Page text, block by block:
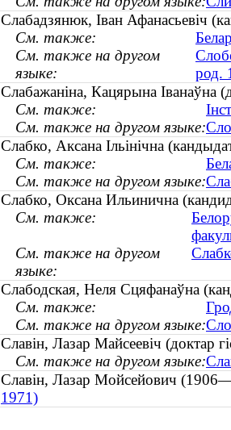
Слабадзянюк, Іван Афанасьевіч
См. также:
См. также на другом
языке:
род.
Слабажаніна, Кацярына Іванаўна
См. также:
См. также на другом языке:
Слабко, Аксана Ільінічна
См. также:
См. также на другом языке:
Слабко, Оксана Ильинична
См. также:
См. также на другом
языке:
Слабодская, Неля Сцяфанаўна
См. также:
См. также на другом языке:
Славін, Лазар Майсеевіч (доктар
См. также на другом языке:
Славін, Лазар Мойсейович
1971)